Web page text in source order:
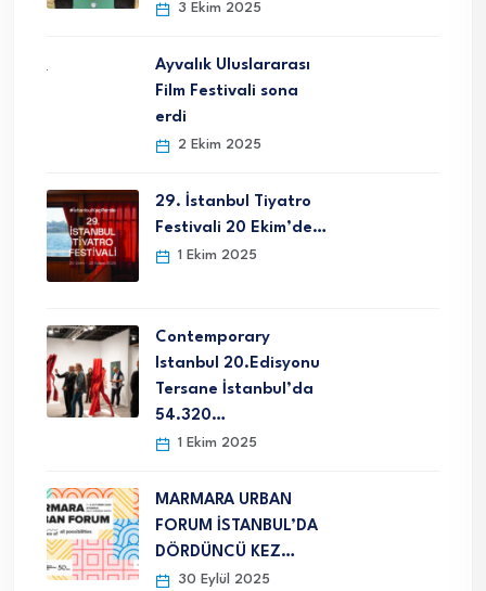
3 Ekim 2025
Ayvalık Uluslararası
Film Festivali sona
erdi
2 Ekim 2025
29. İstanbul Tiyatro
Festivali 20 Ekim’de…
1 Ekim 2025
Contemporary
Istanbul 20.Edisyonu
Tersane İstanbul’da
54.320…
1 Ekim 2025
MARMARA URBAN
FORUM İSTANBUL’DA
DÖRDÜNCÜ KEZ…
30 Eylül 2025